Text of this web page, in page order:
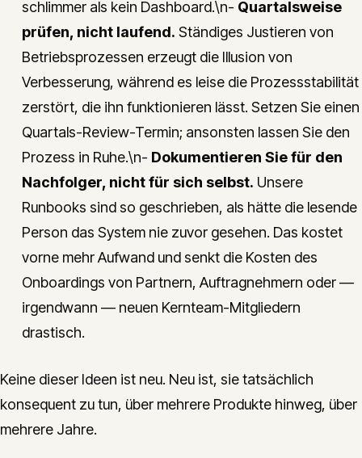
schlimmer als kein Dashboard.\n- Quartalsweise
prüfen, nicht laufend. Ständiges Justieren von
Betriebsprozessen erzeugt die Illusion von
Verbesserung, während es leise die Prozessstabilität
zerstört, die ihn funktionieren lässt. Setzen Sie einen
Quartals-Review-Termin; ansonsten lassen Sie den
Prozess in Ruhe.\n- Dokumentieren Sie für den
Nachfolger, nicht für sich selbst. Unsere
Runbooks sind so geschrieben, als hätte die lesende
Person das System nie zuvor gesehen. Das kostet
vorne mehr Aufwand und senkt die Kosten des
Onboardings von Partnern, Auftragnehmern oder —
irgendwann — neuen Kernteam-Mitgliedern
drastisch.
Keine dieser Ideen ist neu. Neu ist, sie tatsächlich
konsequent zu tun, über mehrere Produkte hinweg, über
mehrere Jahre.